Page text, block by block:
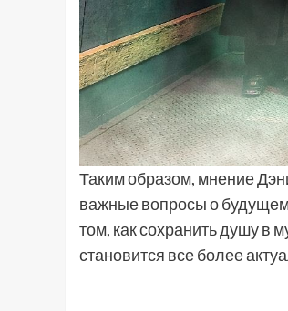
Таким образом, мнение
важные вопросы о будущем
том, как сохранить душу в
становится все более